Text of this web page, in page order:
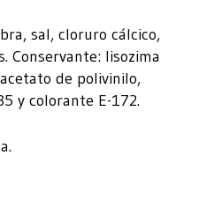
sal, cloruro cálcico,
Conservante: lisozima
de polivinilo,
y colorante E-172.